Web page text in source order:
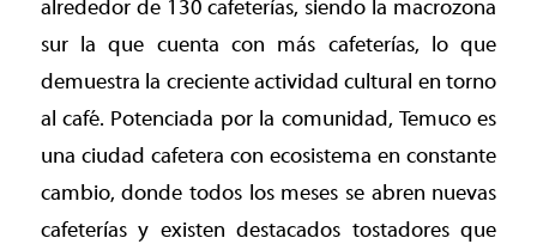
alrededor de 130 cafeterías, siendo la macrozona
sur la que cuenta con más cafeterías, lo que
demuestra la creciente actividad cultural en torno
al café. Potenciada por la comunidad, Temuco es
una ciudad cafetera con ecosistema en constante
cambio, donde todos los meses se abren nuevas
cafeterías y existen destacados tostadores que